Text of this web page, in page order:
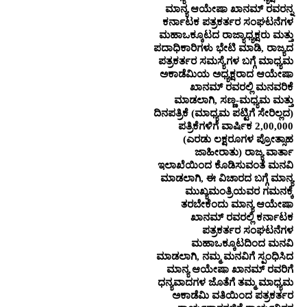
ಮಾನ್ಯ ಆಯೇಷಾ ಖಾನಮ್ ರವರನ್ನ
ಕರ್ನಾಟಕ ಪತ್ರಕರ್ತರ ಸಂಘಟನೆಗಳ
ಮಹಾಒಕ್ಕೂಟದ ರಾಜ್ಯಾಧ್ಯಕ್ಷರು ಮತ್ತು
ಪದಾಧಿಕಾರಿಗಳು ಭೇಟಿ ಮಾಡಿ, ರಾಜ್ಯದ
ಪತ್ರಕರ್ತರ ಸಮಸ್ಯೆಗಳ ಬಗ್ಗೆ ಮಾಧ್ಯಮ
ಅಕಾಡೆಮಿಯ ಅಧ್ಯಕ್ಷರಾದ ಆಯೇಷಾ
ಖಾನಮ್ ರವರಲ್ಲಿ ಮನವರಿಕೆ
ಮಾಡಲಾಗಿ, ಸಣ್ಣ-ಮಧ್ಯಮ ಮತ್ತು
ದಿನಪತ್ರಿಕೆ (ಮಾಧ್ಯಮ ಪಟ್ಟಿಗೆ ಸೇರಿಲ್ಲದ)
ಪತ್ರಿಕೆಗಳಿಗೆ ವಾರ್ಷಿಕ 2,00,000
(ಎರಡು ಲಕ್ಷರೂಗಳ ಪ್ರೋತ್ಸಾಹ
ಜಾಹೀರಾತು) ರಾಜ್ಯ ವಾರ್ತಾ
ಇಲಾಖೆಯಿಂದ ಕೊಡಿಸುವಂತೆ ಮನವಿ
ಮಾಡಲಾಗಿ, ಈ ವಿಚಾರದ ಬಗ್ಗೆ ಮಾನ್ಯ
ಮುಖ್ಯಮಂತ್ರಿಯವರ ಗಮನಕ್ಕೆ
ತರಬೇಕೆಂದು ಮಾನ್ಯ ಆಯೇಷಾ
ಖಾನಮ್ ರವರಲ್ಲಿ ಕರ್ನಾಟಕ
ಪತ್ರಕರ್ತರ ಸಂಘಟನೆಗಳ
ಮಹಾಒಕ್ಕೂಟದಿಂದ ಮನವಿ
ಮಾಡಲಾಗಿ, ನಮ್ಮ ಮನವಿಗೆ ಸ್ಪಂಧಿಸಿದ
ಮಾನ್ಯ ಆಯೇಷಾ ಖಾನಮ್ ರವರಿಗೆ
ಧನ್ಯವಾದಗಳ ಜೊತೆಗೆ ತಮ್ಮ ಮಾಧ್ಯಮ
ಅಕಾಡೆಮಿ ವತಿಯಿಂದ ಪತ್ರಕರ್ತರ